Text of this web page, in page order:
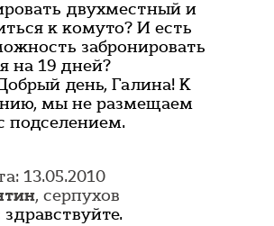
двухместный и
к комуто? И есть
забронировать
на 19 дней?
день, Галина! К
мы не размещаем
подселением.
13.05.2010
, серпухов
здравствуйте.